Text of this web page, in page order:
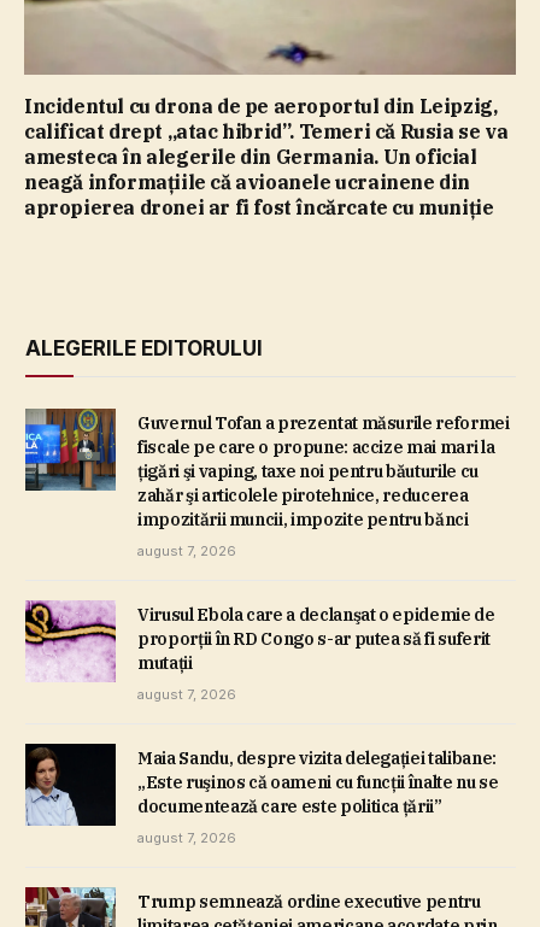
Incidentul cu drona de pe aeroportul din Leipzig,
calificat drept „atac hibrid”. Temeri că Rusia se va
amesteca în alegerile din Germania. Un oficial
neagă informaţiile că avioanele ucrainene din
apropierea dronei ar fi fost încărcate cu muniţie
ALEGERILE EDITORULUI
Guvernul Tofan a prezentat măsurile reformei
fiscale pe care o propune: accize mai mari la
ţigări şi vaping, taxe noi pentru băuturile cu
zahăr şi articolele pirotehnice, reducerea
impozitării muncii, impozite pentru bănci
august 7, 2026
Virusul Ebola care a declanşat o epidemie de
proporţii în RD Congo s-ar putea să fi suferit
mutaţii
august 7, 2026
Maia Sandu, despre vizita delegaţiei talibane:
„Este ruşinos că oameni cu funcţii înalte nu se
documentează care este politica ţării”
august 7, 2026
Trump semnează ordine executive pentru